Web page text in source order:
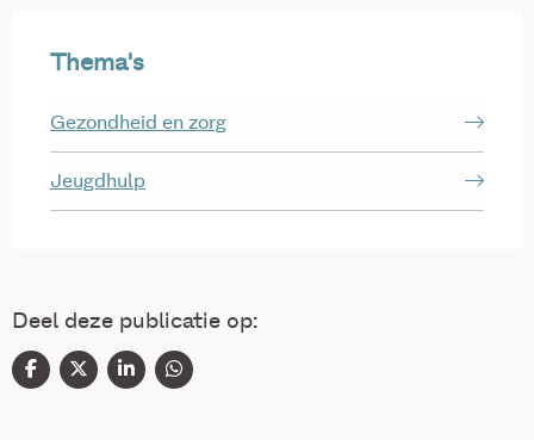
Thema's
Gezondheid en zorg
Jeugdhulp
Deel deze publicatie op: